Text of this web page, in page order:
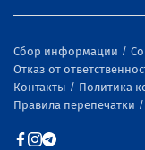
Сбор информации
Отказ от
Контакты
Политика
Правила перепечатки